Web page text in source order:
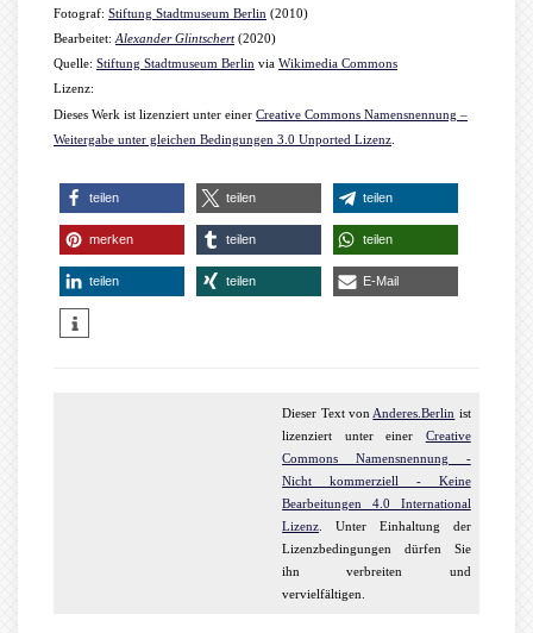
Fotograf: Stiftung Stadtmuseum Berlin (2010)
Bearbeitet: Alexander Glintschert(2020)
Quelle: Stiftung Stadtmuseum Berlin via Wikimedia Commons
Lizenz:
Dieses Werk ist lizenziert unter einer Creative Commons Namensnennung –
Weitergabe unter gleichen Bedingungen 3.0 Unported Lizenz.
teilen teilen teilen
merken teilen teilen
teilen teilen E-Mail
Dieser Textvon Anderes.Berlin ist
lizenziert unter einer Creative
Commons Namensnennung -
Nicht kommerziell - Keine
Bearbeitungen 4.0 International
Lizenz . Unter Einhaltung der
Lizenzbedingungen dürfen Sie
ihn verbreiten und
vervielfältigen.